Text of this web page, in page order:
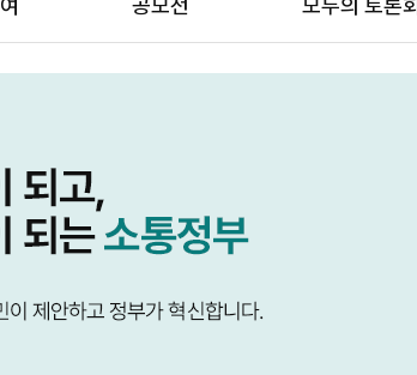
공모전 모두의 토론회